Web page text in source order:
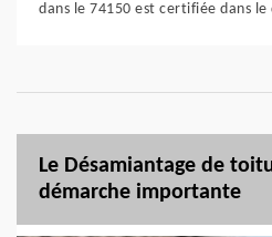
dans le 74150 est certifiée dans le
Le Désamiantage de
démarche importante